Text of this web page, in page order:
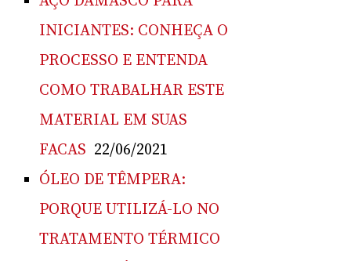
INICIANTES: CONHEÇA O
PROCESSO E ENTENDA
COMO TRABALHAR ESTE
MATERIAL EM SUAS
FACAS 22/06/2021
ÓLEO DE TÊMPERA:
PORQUE UTILIZÁ-LO NO
TRATAMENTO TÉRMICO